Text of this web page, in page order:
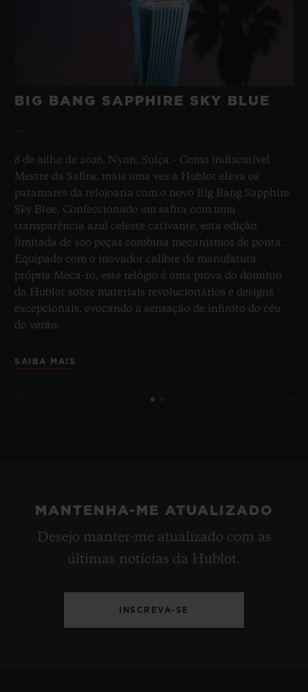
BIG BANG SAPPHIRE SKY BLUE
8 de julho de 2026, Nyon, Suíça – Como indiscutível
Mestre da Safira, mais uma vez a Hublot eleva os
patamares da relojoaria com o novo Big Bang Sapphire
Sky Blue. Confeccionado em safira com uma
transparência azul celeste cativante, esta edição
limitada de 100 peças combina mecanismos de ponta.
Equipado com o inovador calibre de manufatura
própria Meca-10, este relógio é uma prova do domínio
da Hublot sobre materiais revolucionários e designs
excepcionais, evocando a sensação de infinito do céu
do verão.
SAIBA MAIS
MANTENHA-ME ATUALIZADO
Desejo manter-me atualizado com as
últimas notícias da Hublot.
INSCREVA-SE